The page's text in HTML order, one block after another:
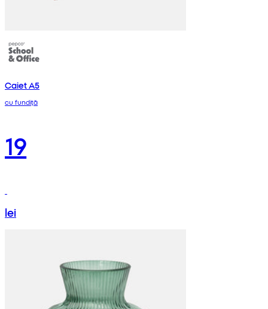
Caiet A5
cu fundiță
19
lei